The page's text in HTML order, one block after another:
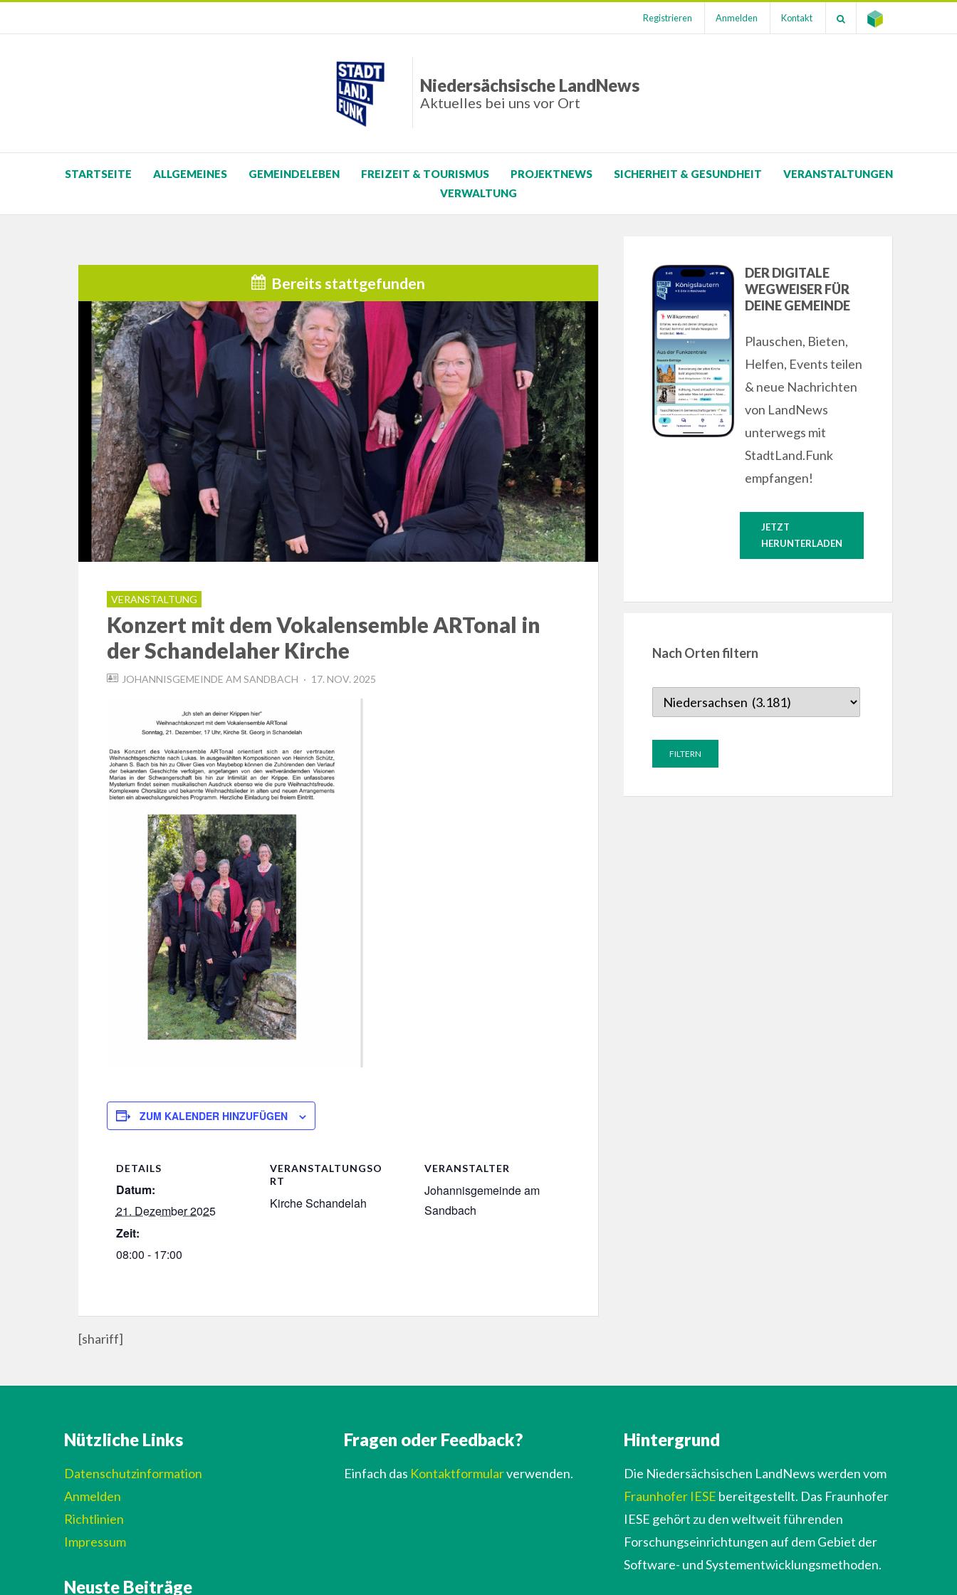
Registrieren Anmelden Kontakt
Niedersächsische LandNews
Aktuelles bei uns vor Ort
STARTSEITE ALLGEMEINES GEMEINDELEBEN FREIZEIT & TOURISMUS PROJEKTNEWS SICHERHEIT & GESUNDHEIT
VERANSTALTUNGEN
VERWALTUNG
Bereits stattgefunden
VERANSTALTUNG
Konzert mit dem Vokalensemble ARTonal in
der Schandelaher Kirche
JOHANNISGEMEINDE AM SANDBACH
POSTED
17. NOV. 2025
ZUM KALENDER HINZUFÜGEN
DETAILS
Datum:
21. Dezember 2025
Zeit:
08:00 - 17:00
VERANSTALTUNGSO
RT
Kirche Schandelah
VERANSTALTER
Johannisgemeinde am
Sandbach
[shariff]
DER DIGITALE
WEGWEISER FÜR
DEINE GEMEINDE
Plauschen, Bieten,
Helfen, Events teilen
& neue Nachrichten
von LandNews
unterwegs mit
StadtLand.Funk
empfangen!
JETZT
HERUNTERLADEN
Nach Orten filtern
Nützliche Links
Datenschutzinformation
Anmelden
Richtlinien
Impressum
Neuste Beiträge
Fragen oder Feedback?
Einfach das Kontaktformularverwenden.
Hintergrund
Die Niedersächsischen LandNews werden vom
Fraunhofer IESE bereitgestellt. Das Fraunhofer
IESE gehört zu den weltweit führenden
Forschungseinrichtungen auf dem Gebiet der
Software- und Systementwicklungsmethoden.